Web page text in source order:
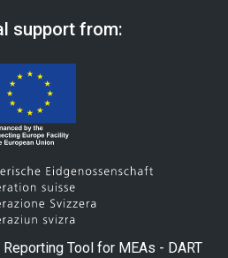
support from:
Tool for MEAs - DART